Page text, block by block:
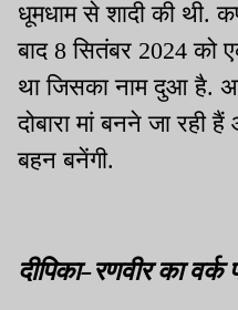
धूमधाम से शादी की थी.
बाद 8 सितंबर 2024 को
था जिसका नाम दुआ है.
दोबारा मां बनने जा रही
बहन बनेंगी.
दीपिका-रणवीर का